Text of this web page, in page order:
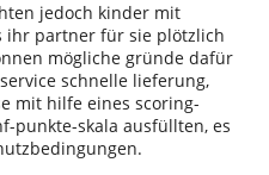
jedoch kinder mit
ihr partner für sie plötzlich
mögliche gründe dafür
schnelle lieferung,
mit hilfe eines scoring-
punkte-skala ausfüllten, es